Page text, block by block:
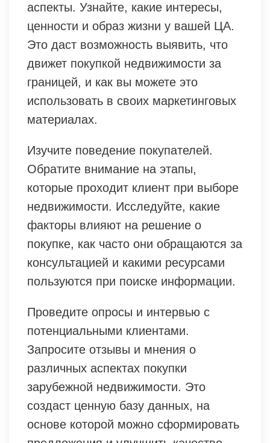
аспекты. Узнайте, какие интересы,
ценности и образ жизни у вашей ЦА.
Это даст возможность выявить, что
движет покупкой недвижимости за
границей, и как вы можете это
использовать в своих маркетинговых
материалах.
Изучите поведение покупателей.
Обратите внимание на этапы,
которые проходит клиент при выборе
недвижимости. Исследуйте, какие
факторы влияют на решение о
покупке, как часто они обращаются за
консультацией и какими ресурсами
пользуются при поиске информации.
Проведите опросы и интервью с
потенциальными клиентами.
Запросите отзывы и мнения о
различных аспектах покупки
зарубежной недвижимости. Это
создаст ценную базу данных, на
основе которой можно сформировать